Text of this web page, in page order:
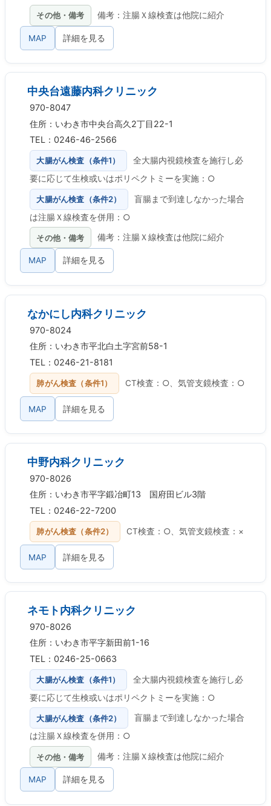
その他・備考 備考：注腸Ｘ線検査は他院に紹介
MAP 詳細を見る
中央台遠藤内科クリニック
970-8047
住所：いわき市中央台高久2丁目22-1
TEL：0246-46-2566
大腸がん検査（条件1）
全大腸内視鏡検査を施行し必
要に応じて生検或いはポリペクトミーを実施：○
大腸がん検査（条件2）
盲腸まで到達しなかった場合
は注腸Ｘ線検査を併用：○
その他・備考 備考：注腸Ｘ線検査は他院に紹介
MAP 詳細を見る
なかにし内科クリニック
970-8024
住所：いわき市平北白土字宮前58-1
TEL：0246-21-8181
肺がん検査（条件1） CT検査：○、気管支鏡検査：○
MAP 詳細を見る
中野内科クリニック
970-8026
住所：いわき市平字鍛冶町13 国府田ビル3階
TEL：0246-22-7200
肺がん検査（条件2） CT検査：○、気管支鏡検査：×
MAP 詳細を見る
ネモト内科クリニック
970-8026
住所：いわき市平字新田前1-16
TEL：0246-25-0663
大腸がん検査（条件1）
全大腸内視鏡検査を施行し必
要に応じて生検或いはポリペクトミーを実施：○
大腸がん検査（条件2）
盲腸まで到達しなかった場合
は注腸Ｘ線検査を併用：○
その他・備考 備考：注腸Ｘ線検査は他院に紹介
MAP 詳細を見る